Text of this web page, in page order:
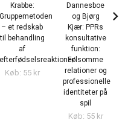
Krabbe:
Gruppemetoden
– et redskab
til behandling
af
efterfødselsreaktioner
Køb: 55 kr
Dannesboe
og Bjørg
Kjær: PPRs
konsultative
funktion:
Følsomme
relationer og
professionelle
identiteter på
spil
Køb: 55 kr
chevron_right